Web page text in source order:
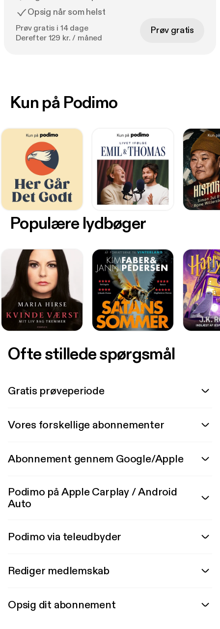
Opsig når som helst
Prøv gratis i 14 dage
Derefter 129 kr. / måned
Prøv gratis
Kun på Podimo
Populære lydbøger
Ofte stillede spørgsmål
Gratis prøveperiode
Vores forskellige abonnementer
Abonnement gennem Google/Apple
Podimo på Apple Carplay / Android
Auto
Podimo via teleudbyder
Rediger medlemskab
Opsig dit abonnement